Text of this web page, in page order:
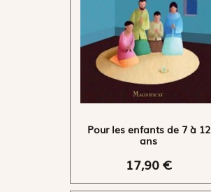
Pour les enfants de 7 à 12
ans
17,90 €